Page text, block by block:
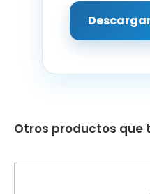
Otros productos que